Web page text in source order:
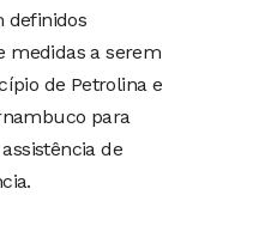
definidos
medidas a serem
de Petrolina e
para
de